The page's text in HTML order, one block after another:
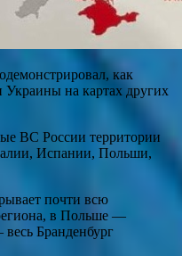
как
Украины на картах других
ВС России территории
Испании, Польши,
почти всю
в Польше —
Бранденбург